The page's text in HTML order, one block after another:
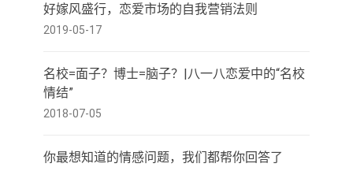
好嫁风盛行，恋爱市场的自我营销法则
2019-05-17
名校=面子？博士=脑子？|八一八恋爱中的“名校
情结”
2018-07-05
你最想知道的情感问题，我们都帮你回答了